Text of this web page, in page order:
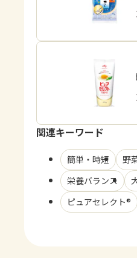
商品・
「ピュア
商品・
関連キーワード
簡単・時短 野
栄養バランス
ピュアセレクト®